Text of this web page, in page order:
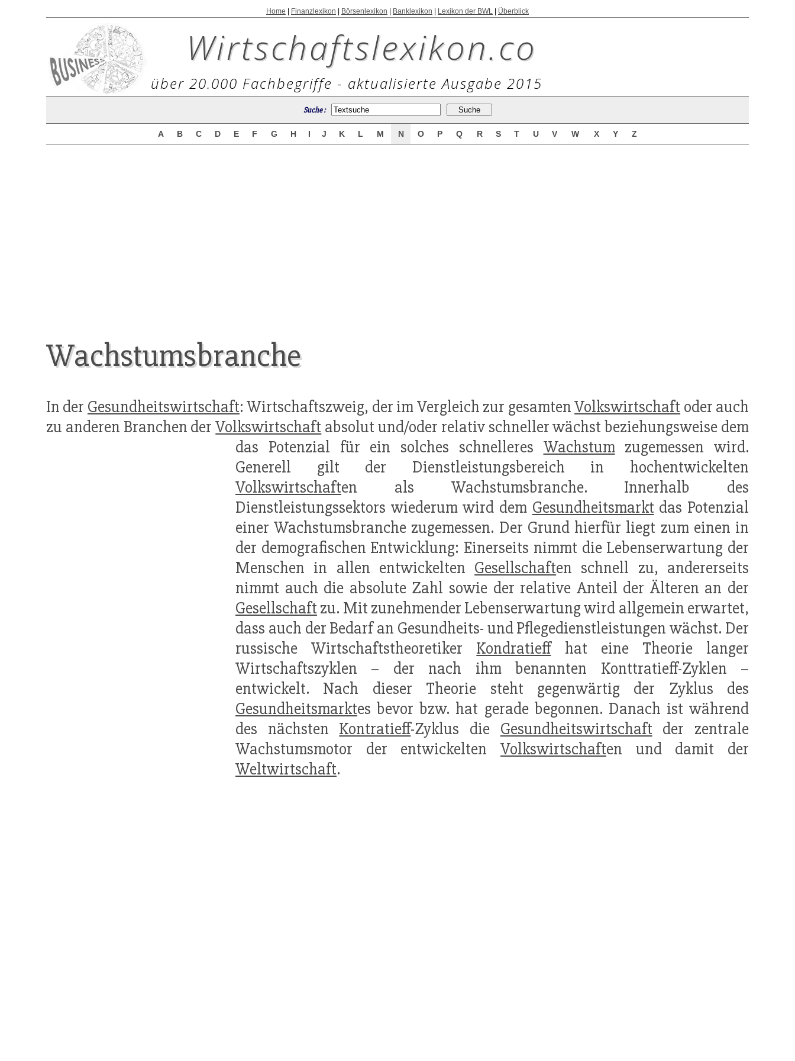
Home Finanzlexikon Börsenlexikon Banklexikon Lexikon der BWL Überblick
Wirtschaftslexikon.co
über 20.000 Fachbegriffe - aktualisierte Ausgabe 2015
Suche :
A B C D E F G H I J K L M N O P Q R S T U V W X Y Z
Wachstumsbranche
In der Gesundheitswirtschaft: Wirtschaftszweig, der im Vergleich zur gesamtenVolkswirtschaft oder auch
zu anderen Branchen derVolkswirtschaft absolut und/oder relativ schneller wächst beziehungsweise dem
das Potenzial für ein solches schnelleres Wachstumzugemessen wird.
Generell gilt der Dienstleistungsbereich in hochentwickelten
Volkswirtschaften als Wachstumsbranche. Innerhalb des
Dienstleistungssektors wiederum wird dem Gesundheitsmarkt das Potenzial
einer Wachstumsbranche zugemessen. Der Grund hierfür liegt zum einen in
der demografischen Entwicklung: Einerseits nimmt die Lebenserwartung der
Menschen in allen entwickelten Gesellschaften schnell zu, andererseits
nimmt auch die absolute Zahl sowie der relative Anteil der Älteren an der
Gesellschaft zu. Mit zunehmender Lebenserwartung wird allgemein erwartet,
dass auch der Bedarf an Gesundheits- und Pflegedienstleistungen wächst. Der
russische Wirtschaftstheoretiker Kondratieffhat eine Theorie langer
Wirtschaftszyklen – der nach ihm benannten Konttratieff-Zyklen –
entwickelt. Nach dieser Theorie steht gegenwärtig der Zyklus des
Gesundheitsmarktes bevor bzw. hat gerade begonnen. Danach ist während
des nächsten Kontratieff-Zyklus die Gesundheitswirtschaft der zentrale
Wachstumsmotor der entwickelten Volkswirtschaften und damit der
Weltwirtschaft.